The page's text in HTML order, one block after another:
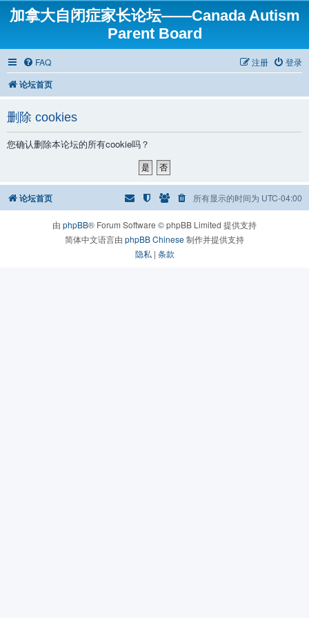
加拿大自闭症家长论坛——Canada Autism
Parent Board
FAQ 登录
注册
论坛首页
删除 cookies
您确认删除本论坛的所有cookie吗？
论坛首页 所有显示的时间为 UTC-04:00
由 phpBB® Forum Software © phpBB Limited 提供支持
简体中文语言由 phpBB Chinese制作并提供支持
隐私 | 条款